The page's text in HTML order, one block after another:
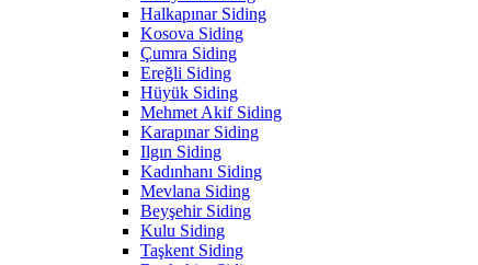
Halkapınar Siding
Kosova Siding
Çumra Siding
Ereğli Siding
Hüyük Siding
Mehmet Akif Siding
Karapınar Siding
Ilgın Siding
Kadınhanı Siding
Mevlana Siding
Beyşehir Siding
Kulu Siding
Taşkent Siding